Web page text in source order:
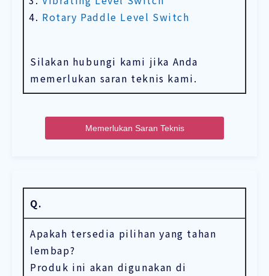
Rotary Paddle Level Switch
Silakan hubungi kami jika Anda
memerlukan saran teknis kami.
Memerlukan Saran Teknis
Q.
Apakah tersedia pilihan yang tahan
lembap?
Produk ini akan digunakan di